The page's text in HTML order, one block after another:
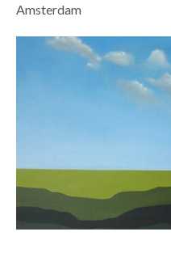
Amsterdam